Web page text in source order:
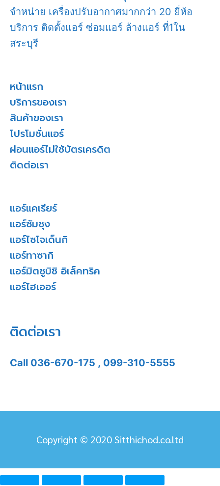
จำหน่าย เครื่องปรับอากาศมากกว่า 20 ยี่ห้อ
บริการ ติดตั้งแอร์ ซ่อมแอร์ ล้างแอร์ ที่1ใน
สระบุรี
หน้าแรก
บริการของเรา
สินค้าของเรา
โปรโมชั่นแอร์
ผ่อนแอร์ไม่ใช้บัตรเครดิต
ติดต่อเรา
แอร์แคเรียร์
แอร์ซัมซุง
แอร์ไซโจเด็นกิ
แอร์ทาซากิ
แอร์มิตซูบิชิ อิเล็คทริค
แอร์ไฮเออร์
ติดต่อเรา
Call 036-670-175 , 099-310-5555
Copyright © 2020 Sitthichod.co.ltd